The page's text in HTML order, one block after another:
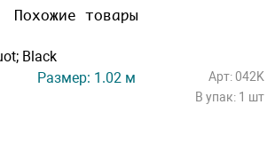
Похожие товары
Black
Размер: 1.02 м
Арт: 042K
В упак: 1 шт